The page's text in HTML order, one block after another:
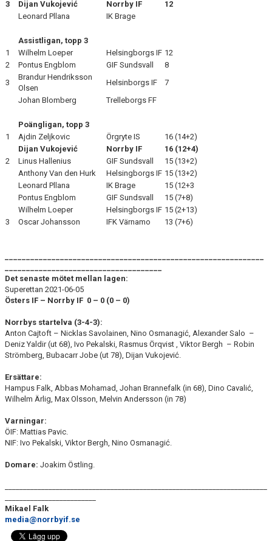
3 Dijan Vukojević Norrby IF
12
Leonard Pllana
IK Brage
Assistligan, topp 3
1
Wilhelm Loeper Helsingborgs IF 12
2
Pontus Engblom GIF Sundsvall
8
3
Brandur Hendriksson
Olsen
Helsinborgs IF
7
Johan Blomberg
Trelleborgs FF
Poängligan, topp 3
1
Ajdin Zeljkovic Örgryte IS
16 (14+2)
Dijan Vukojević
Norrby IF
16 (12+4)
2
Linus Hallenius GIF Sundsvall
15 (13+2)
Anthony Van den Hurk
Helsingborgs IF 15 (13+2)
Leonard Pllana
IK Brage
15 (12+3
Pontus Engblom
GIF Sundsvall
15 (7+8)
Wilhelm Loeper
Helsingborgs IF 15 (2+13)
3
Oscar Johansson IFK Värnamo 13 (7+6)
_____________________________________________________________
_____________________________________
Det senaste mötet mellan lagen:
Superettan 2021-06-05
Östers IF – Norrby IF 0 – 0 (0 – 0)
Norrbys startelva (3-4-3):
Anton Cajtoft – Nicklas Savolainen, Nino Osmanagić, Alexander Salo –
Deniz Yaldir (ut 68), Ivo Pekalski, Rasmus Örqvist , Viktor Bergh – Robin
Strömberg, Bubacarr Jobe (ut 78), Dijan Vukojević.
Ersättare:
Hampus Falk, Abbas Mohamad, Johan Brannefalk (in 68), Dino Cavalić,
Wilhelm Ärlig, Max Olsson, Melvin Andersson (in 78)
Varningar:
ÖIF: Mattias Pavic.
NIF: Ivo Pekalski, Viktor Bergh, Nino Osmanagić.
Domare: Joakim Östling.
Mikael Falk
media@norrbyif.se